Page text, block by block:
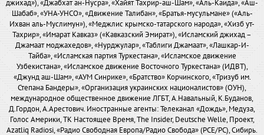
джихад»), «Джабхат ан-Нусра», «Хайят Тахрир-аш-Шам», «Аль-Каида», «Аш-
Шабаб», «УНА-УНСО», «Движение Талибан», «Братья-мусульмане» («Аль-
Ихван аль-Муслимун»), «Меджлис крымско-татарского народа», «Хизб ут-
Тахрир», «Имарат Кавказ» («Кавказский Эмират»), «Исламский джихад –
Джамаат моджахедов», «Нурджулар», «Таблиги Джамаат», «Лашкар-И-
Тайба», «Исламская партия Туркестана», «Исламское движение
Узбекистана», «Исламское движение Восточного Туркестана» (ИДВТ),
«Джунд аш-Шам», «АУМ Синрике», «Братство» Корчинского, «Тризуб им.
Степана Бандеры», «Организация украинских националистов» (ОУН),
международное общественное движение ЛГБТ, А.Навальный, К.Буданов,
Д.Гордон, А.Арестович. Иностранные агенты: Телеканал «Дождь», Медуза,
Голос Америки, ТК Настоящее Время, The Insider, Deutsche Welle, Проект,
Azatliq Radiosi, «Радио Свободная Европа/Радио Свобода» (PCE/PC), Сибирь.